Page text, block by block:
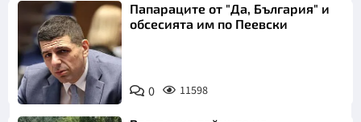
Папараците от "Да, България" и
обсесията им по Пеевски
0 11598